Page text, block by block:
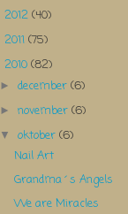
2012 (40)
2011 (75)
2010 (82)
►december(6)
►november(6)
▼oktober(6)
Nail Art
Grandma´s Angels
We are Miracles